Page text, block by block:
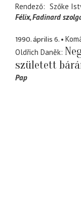
Rendező Szőke
Félix Fadinard
1990. április 6.
Oldřich Daněk
született
Pap